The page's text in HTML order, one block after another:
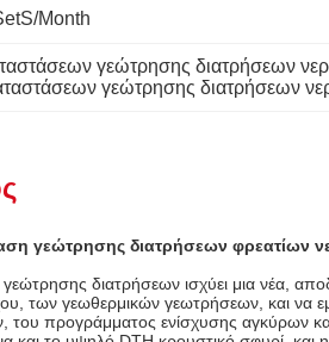
month
γεώτρησης διατρήσεων
γεώτρησης διατρήσεων
γεώτρησης διατρήσεων φρεατίων
διατρήσεων ισχύει μια νέα,
των γεωθερμικών γεωτρήσεων, και να
του προγράμματος ενίσχυσης αγκύρων